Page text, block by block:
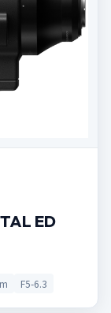
ED
F5-6.3